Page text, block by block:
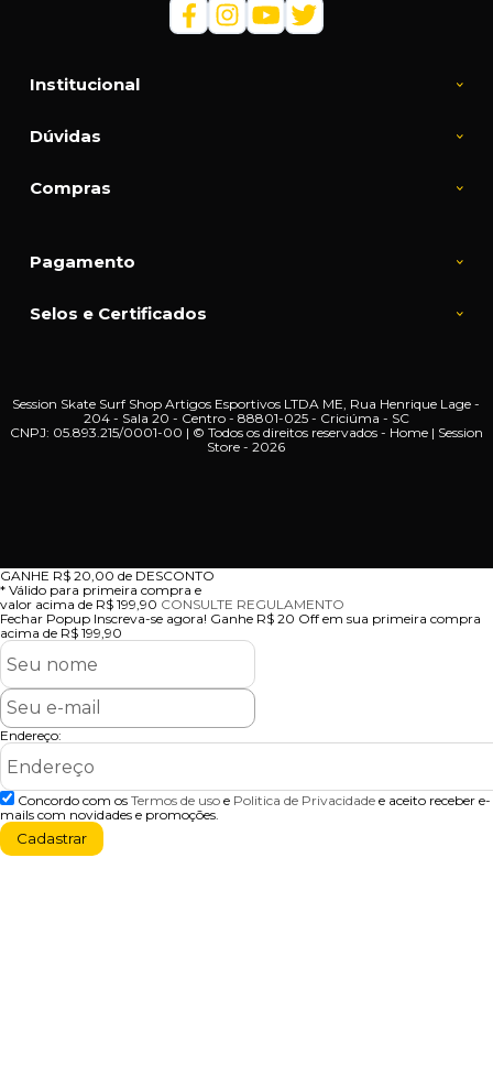
Institucional
Dúvidas
Compras
Pagamento
Selos e Certificados
Session Skate Surf Shop Artigos Esportivos LTDA ME, Rua Henrique Lage -
204 - Sala 20 - Centro - 88801-025 - Criciúma - SC
CNPJ: 05.893.215/0001-00 | © Todos os direitos reservados - Home | Session
Store - 2026
GANHE R$ 20,00 de DESCONTO
* Válido para primeira compra e
valor acima de R$ 199,90 CONSULTE REGULAMENTO
Fechar Popup Inscreva-se agora! Ganhe R$ 20 Off em sua primeira compra
acima de R$ 199,90
Endereço:
Concordo com os Termos de uso e Politica de Privacidade e aceito receber e-
mails com novidades e promoções.
Cadastrar